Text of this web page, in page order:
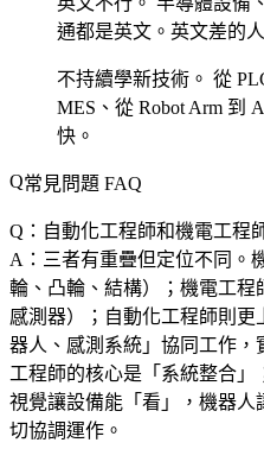
通都是英文。英文差的
不持續學新技術。 從
MES、從 Robot Arm 到
快。
常見問題 FAQ
Q：自動化工程師和機電工程
A：三者有重疊但定位不同。
輪、凸輪、結構）；機電工程
感測器）；自動化工程師則
器人、感測系統」協同工作
工程師的核心是「系統整合
視覺讓設備能「看」，機器
切協調運作。